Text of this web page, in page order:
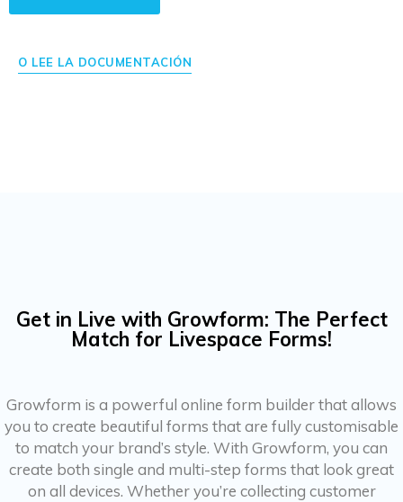
O LEE LA DOCUMENTACIÓN
Get in Live with Growform: The Perfect
Match for Livespace Forms!
Growform is a powerful online form builder that allows
you to create beautiful forms that are fully customisable
to match your brand’s style. With Growform, you can
create both single and multi-step forms that look great
on all devices. Whether you’re collecting customer